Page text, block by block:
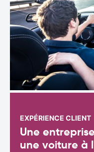
EXPÉRIENCE CLIENT
Une
une voiture à